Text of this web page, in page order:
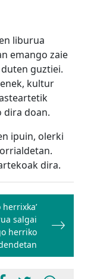
liburua
emango zaie
guztiei.
kultur
dira doan.
ipuin, olerki
dira.
herrixka’
salgai
herriko